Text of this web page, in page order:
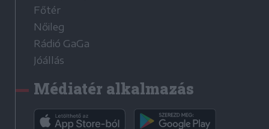
Főtér
Nőileg
Rádió GaGa
Jóállás
Médiatér alkalmazás